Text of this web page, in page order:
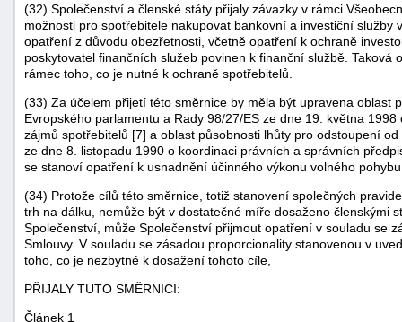
(32) Společenství a členské státy přijaly závazky v rámci
možnosti pro spotřebitele nakupovat bankovní a investiční služby
opatření z důvodu obezřetnosti, včetně opatření k ochraně
poskytovatel finančních služeb povinen k finanční službě.
rámec toho, co je nutné k ochraně spotřebitelů.
(33) Za účelem přijetí této směrnice by měla být upravena oblast
Evropského parlamentu a Rady 98/27/ES ze dne 19. května
zájmů spotřebitelů [7] a oblast působnosti lhůty pro odstoupení
ze dne 8. listopadu 1990 o koordinaci právních a správních
se stanoví opatření k usnadnění účinného výkonu volného
(34) Protože cílů této směrnice, totiž stanovení společných
trh na dálku, nemůže být v dostatečné míře dosaženo členskými
Společenství, může Společenství přijmout opatření v souladu se
Smlouvy. V souladu se zásadou proporcionality stanovenou v
toho, co je nezbytné k dosažení tohoto cíle,
PŘIJALY TUTO SMĚRNICI:
Článek 1